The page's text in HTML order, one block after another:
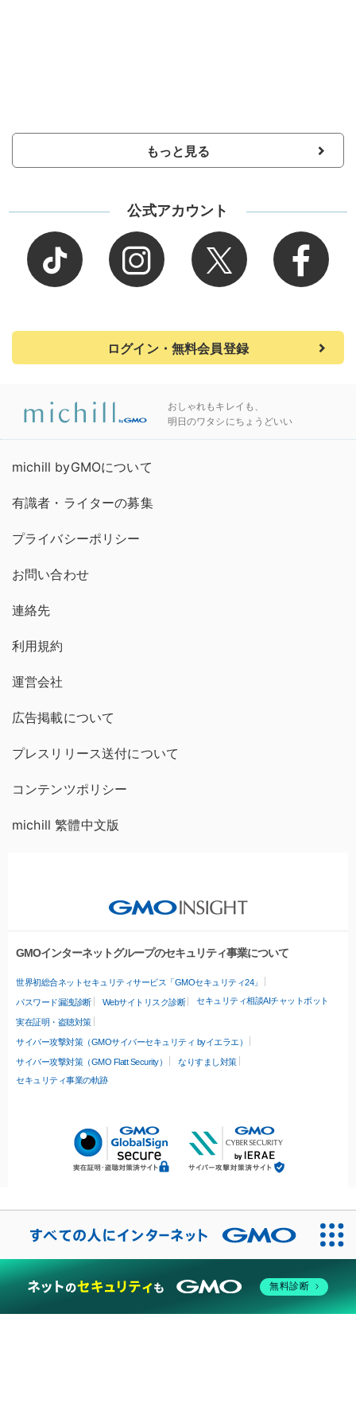
もっと見る
公式アカウント
ログイン・無料会員登録
おしゃれもキレイも、
明日のワタシにちょうどいい
michill byGMOについて
有識者・ライターの募集
プライバシーポリシー
お問い合わせ
連絡先
利用規約
運営会社
広告掲載について
プレスリリース送付について
コンテンツポリシー
michill 繁體中文版
GMOインターネットグループのセキュリティ事業について
世界初総合ネットセキュリティサービス「GMOセキュリティ24」
パスワード漏洩診断 Webサイトリスク診断 セキュリティ相談AIチャットボット
実在証明・盗聴対策
サイバー攻撃対策（GMOサイバーセキュリティ byイエラエ）
サイバー攻撃対策（GMO Flatt Security）
なりすまし対策
セキュリティ事業の軌跡
無料診断